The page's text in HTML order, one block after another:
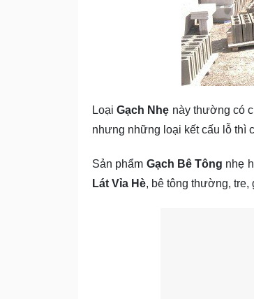
LoạiGạch Nhẹ này thường có
nhưng những loại kết cấu lỗ thì
Sản phẩm Gạch Bê Tông nhẹ
Lát Vỉa Hè, bê tông thường, tre,